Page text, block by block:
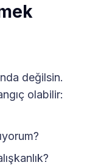
değilsin.
olabilir: